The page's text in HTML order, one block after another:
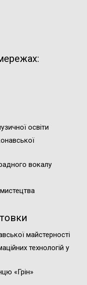
освіти
вокалу
майстерності
технологій у
«Грін»